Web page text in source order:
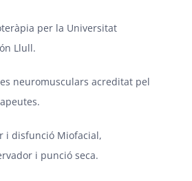
per la Universitat
Llull.
neuromusculars acreditat pel
i disfunció Miofacial,
i punció seca.